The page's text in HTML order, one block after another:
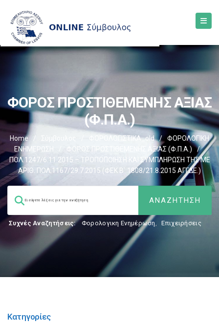
ΦΟΡΟΣ ΠΡΟΣΤΙΘΕΜΕΝΗΣ ΑΞΙΑΣ
(Φ.Π.Α.)
Home / Σύμβουλος ΦΟΡΟΛΟΓΙΣΤΙΚΑ_old /
ΦΟΡΟΛΟΓΙΚΗ
ΕΝΗΜΕΡΩΣΗ
ΦΟΡΟΣ ΠΡΟΣΤΙΘΕΜΕΝΗΣ ΑΞΙΑΣ (Φ.Π.Α.)
/
ΠΟΛ.1247/6.11.2015 – ΤΡΟΠΟΠΟΙΗΣΗ ΚΑΙ ΣΥΜΠΛΗΡΩΣΗ ΤΗΣ ΜΕ
ΑΡΙΘ. ΠΟΛ.1167/29.7.2015 (ΦΕΚ Β΄ 1808/21.8.2015 ΑΓΓΔΕ.)
Συχνές Αναζητήσεις: Φορολογικη Ενημέρωση, Επιχειρήσεις
Κατηγορίες